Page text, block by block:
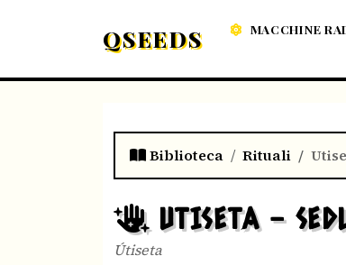
QSEEDS MACCHINE
Biblioteca Rituali
UTISETA -
Útiseta